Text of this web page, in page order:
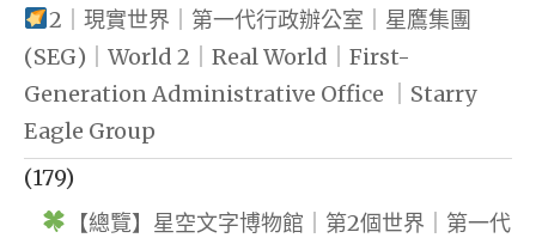
2｜現實世界｜第一代行政辦公室｜星鷹集團
(SEG)｜World 2｜Real World｜First-
Generation Administrative Office ｜Starry
Eagle Group
(179)
【總覽】星空文字博物館｜第2個世界｜第一代